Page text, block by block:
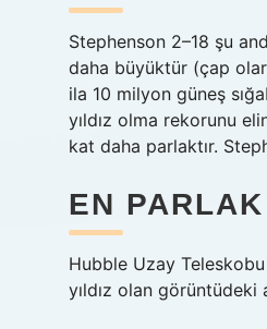
Stephenson 2–18 şu
daha büyüktür (çap
ila 10 milyon güneş
yıldız olma rekorunu
kat daha parlaktır.
EN
Hubble Uzay
yıldız olan görüntüdeki